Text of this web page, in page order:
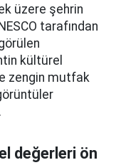
üzere şehrin
tarafından
kültürel
zengin mutfak
değerleri ön